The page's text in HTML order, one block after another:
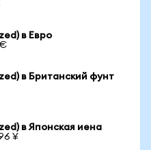
в Евро
в Британский фунт
в Японская иена
¥